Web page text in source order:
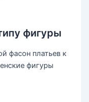
фигуры
фасон платьев к
фигуры